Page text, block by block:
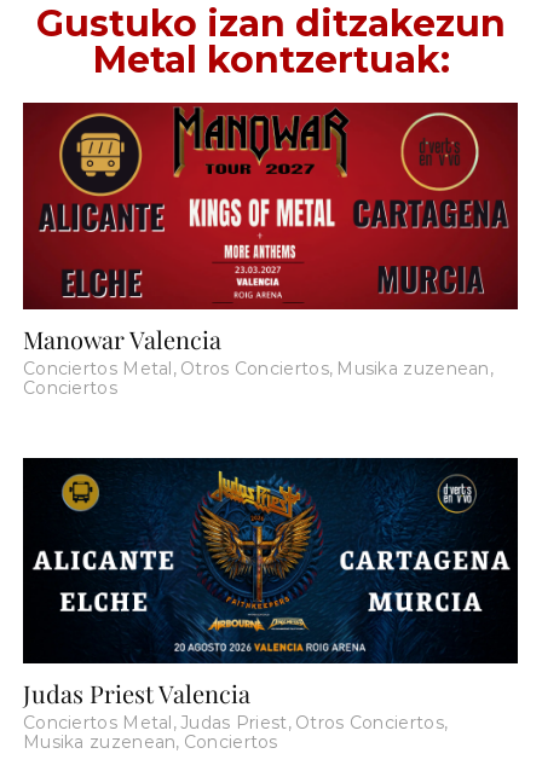
Gustuko izan ditzakezun
Metal kontzertuak:
Manowar Valencia
Conciertos Metal, Otros Conciertos, Musika zuzenean,
Conciertos
Judas Priest Valencia
Conciertos Metal,Judas Priest, Otros Conciertos,
Musika zuzenean, Conciertos